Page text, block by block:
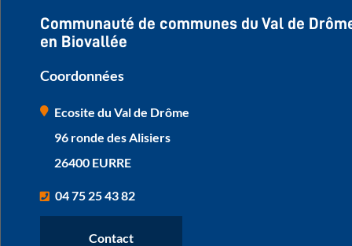
Communauté de communes du Val de
en Biovallée
Coordonnées
Ecosite du Val de Drôme
96 ronde des Alisiers
26400 EURRE
04 75 25 43 82
Contact